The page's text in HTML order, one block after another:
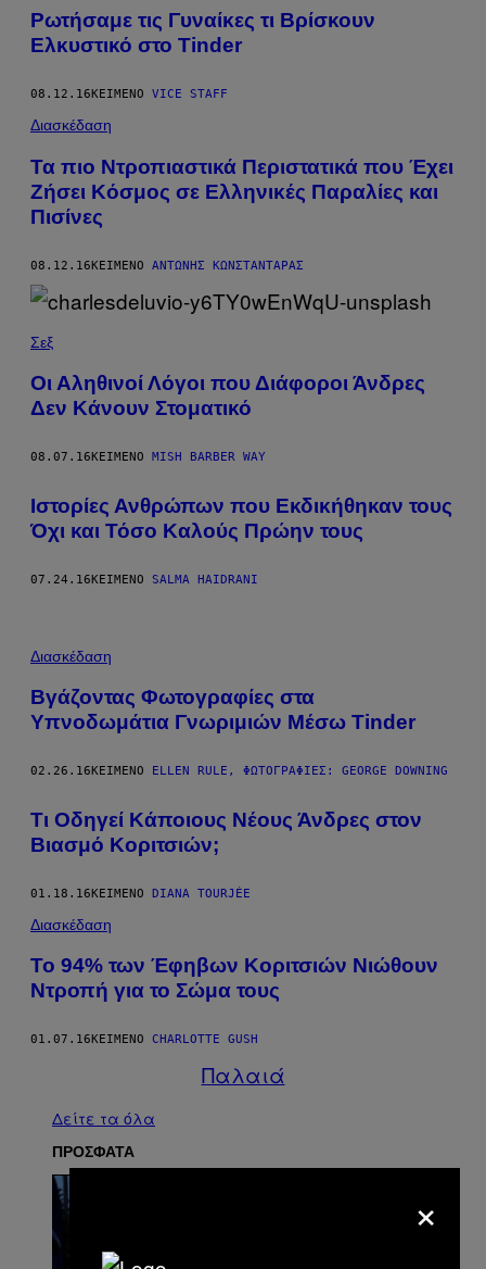
Ρωτήσαμε τις Γυναίκες τι Βρίσκουν
Ελκυστικό στο Tinder
08.12.16 ΚΕΊΜΕΝΟ VICE STAFF
Διασκέδαση
Τα πιο Ντροπιαστικά Περιστατικά που Έχει
Ζήσει Κόσμος σε Ελληνικές Παραλίες και
Πισίνες
08.12.16ΚΕΊΜΕΝΟ ΑΝΤΏΝΗΣ ΚΩΝΣΤΑΝΤΆΡΑΣ
Σεξ
Οι Αληθινοί Λόγοι που Διάφοροι Άνδρες
Δεν Κάνουν Στοματικό
08.07.16 ΚΕΊΜΕΝΟ MISH BARBER WAY
Ιστορίες Ανθρώπων που Εκδικήθηκαν τους
Όχι και Τόσο Καλούς Πρώην τους
07.24.16ΚΕΊΜΕΝΟ SALMA HAIDRANI
Διασκέδαση
Βγάζοντας Φωτογραφίες στα
Υπνοδωμάτια Γνωριμιών Μέσω Tinder
02.26.16 ΚΕΊΜΕΝΟ ELLEN RULE, ΦΩΤΟΓΡΑΦΊΕΣ: GEORGE DOWNING
Τι Oδηγεί Κάποιους Nέους Άνδρες στον
Βιασμό Κοριτσιών;
01.18.16ΚΕΊΜΕΝΟ DIANA TOURJÉE
Διασκέδαση
Το 94% των Έφηβων Κοριτσιών Νιώθουν
Ντροπή για το Σώμα τους
01.07.16 ΚΕΊΜΕΝΟ CHARLOTTE GUSH
Παλαιά
Δείτε τα όλα
ΠΡΟΣΦΑΤΑ
×